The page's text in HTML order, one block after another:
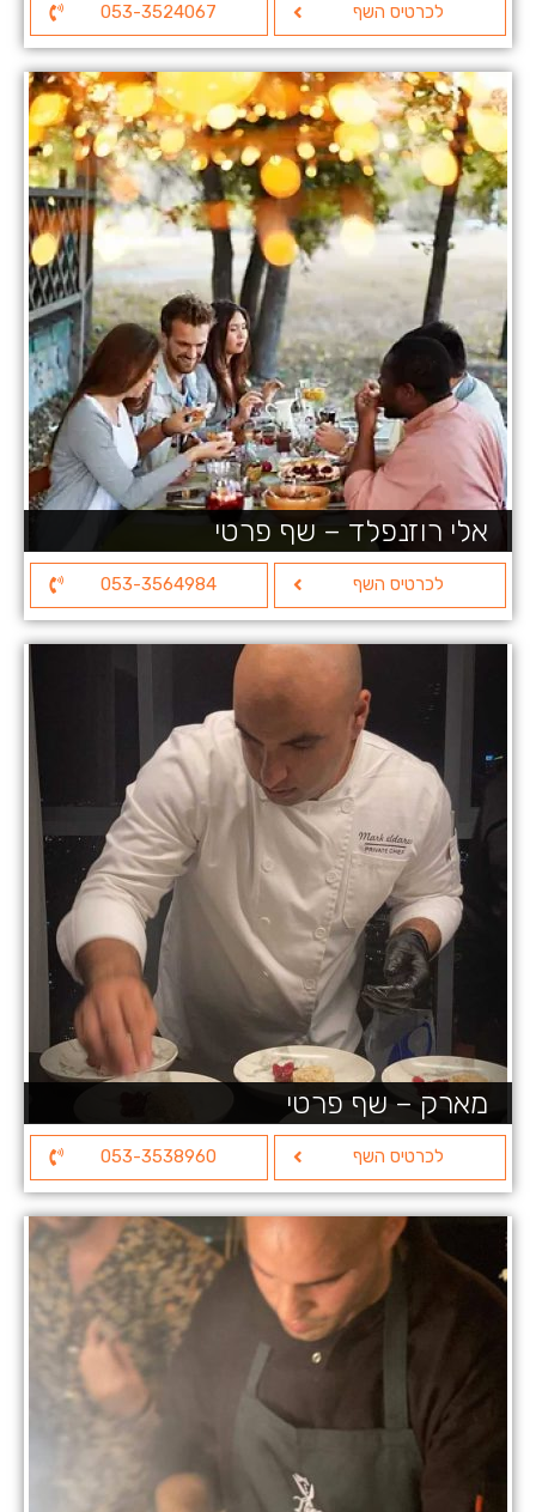
לכרטיס השף 053-3524067
אלי רוזנפלד – שף פרטי
לכרטיס השף 053-3564984
מארק – שף פרטי
לכרטיס השף 053-3538960